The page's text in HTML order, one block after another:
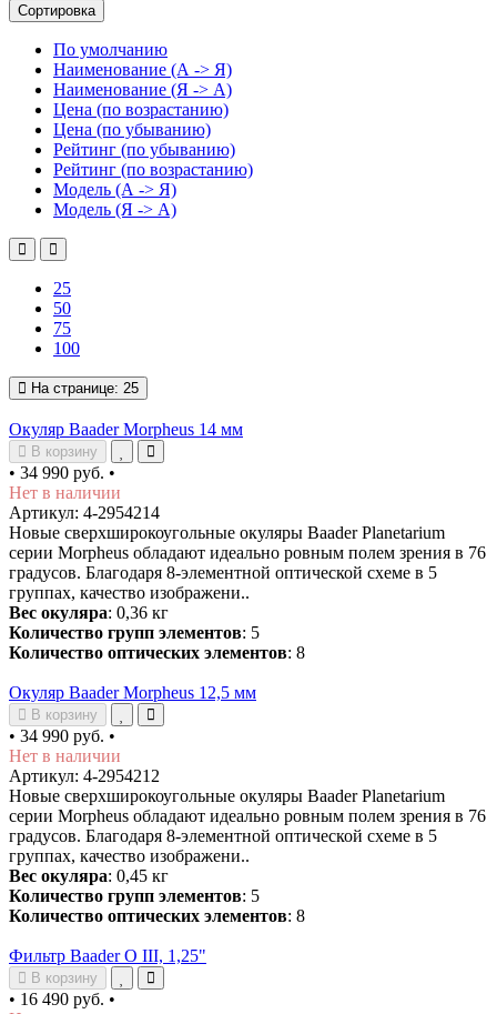
Сортировка
По умолчанию
Наименование (А -> Я)
Наименование (Я -> А)
Цена (по возрастанию)
Цена (по убыванию)
Рейтинг (по убыванию)
Рейтинг (по возрастанию)
Модель (А -> Я)
Модель (Я -> А)
25
50
75
100
На странице: 25
Окуляр Baader Morpheus 14 мм
В корзину
• 34 990 руб. •
Нет в наличии
Артикул: 4-2954214
Новые сверхширокоугольные окуляры Baader Planetarium
серии Morpheus обладают идеально ровным полем зрения в 76
градусов. Благодаря 8-элементной оптической схеме в 5
группах, качество изображени..
Вес окуляра: 0,36 кг
Количество групп элементов: 5
Количество оптических элементов: 8
Окуляр Baader Morpheus 12,5 мм
В корзину
• 34 990 руб. •
Нет в наличии
Артикул: 4-2954212
Новые сверхширокоугольные окуляры Baader Planetarium
серии Morpheus обладают идеально ровным полем зрения в 76
градусов. Благодаря 8-элементной оптической схеме в 5
группах, качество изображени..
Вес окуляра: 0,45 кг
Количество групп элементов: 5
Количество оптических элементов: 8
Фильтр Baader O III, 1,25"
В корзину
• 16 490 руб. •